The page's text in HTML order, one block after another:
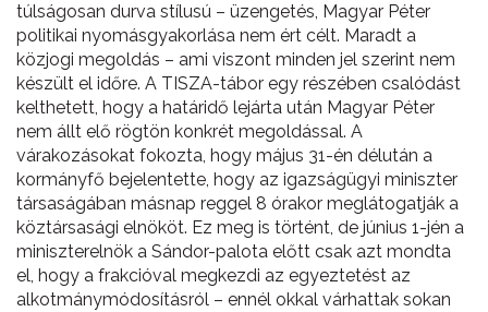
túlságosan durva stílusú – üzengetés, Magyar Péter
politikai nyomásgyakorlása nem ért célt. Maradt a
közjogi megoldás – ami viszont minden jel szerint nem
készült el időre. A TISZA-tábor egy részében csalódást
kelthetett, hogy a határidő lejárta után Magyar Péter
nem állt elő rögtön konkrét megoldással. A
várakozásokat fokozta, hogy május 31-én délután a
kormányfő bejelentette, hogy az igazságügyi miniszter
társaságában másnap reggel 8 órakor meglátogatják a
köztársasági elnököt. Ez meg is történt, de június 1-jén a
miniszterelnök a Sándor-palota előtt csak azt mondta
el, hogy a frakcióval megkezdi az egyeztetést az
alkotmánymódosításról – ennél okkal várhattak sokan